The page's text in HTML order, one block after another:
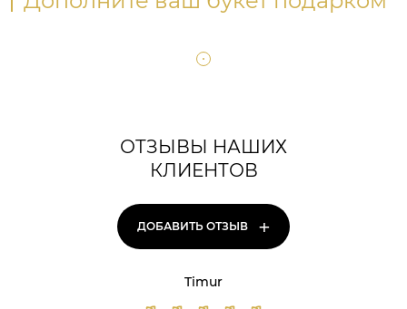
ОТЗЫВЫ НАШИХ
КЛИЕНТОВ
ДОБАВИТЬ ОТЗЫВ +
Timur